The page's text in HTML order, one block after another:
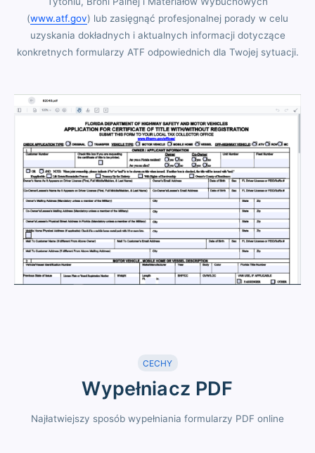
(www.atf.gov) lub zasięgnąć profesjonalnej porady w celu
uzyskania dokładnych i aktualnych informacji dotyczące
konkretnych formularzy ATF odpowiednich dla Twojej sytuacji.
CECHY
Wypełniacz PDF
Najłatwiejszy sposób wypełniania formularzy PDF online